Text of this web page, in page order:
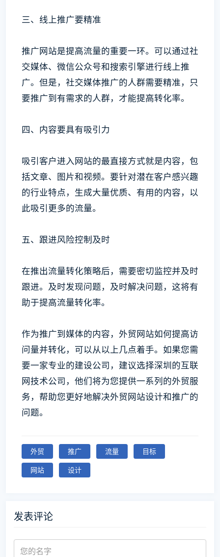
三、线上推广要精准
推广网站是提高流量的重要一环。可以通过社
交媒体、微信公众号和搜索引擎进行线上推
广。但是，社交媒体推广的人群需要精准，只
要推广到有需求的人群，才能提高转化率。
四、内容要具有吸引力
吸引客户进入网站的最直接方式就是内容，包
括文章、图片和视频。要针对潜在客户感兴趣
的行业特点，生成大量优质、有用的内容，以
此吸引更多的流量。
五、跟进风险控制及时
在推出流量转化策略后，需要密切监控并及时
跟进。及时发现问题，及时解决问题，这将有
助于提高流量转化率。
作为推广到媒体的内容，外贸网站如何提高访
问量并转化，可以从以上几点着手。如果您需
要一家专业的建设公司，建议选择深圳的互联
网技术公司，他们将为您提供一系列的外贸服
务，帮助您更好地解决外贸网站设计和推广的
问题。
外贸 推广 流量
目标
网站
设计
发表评论